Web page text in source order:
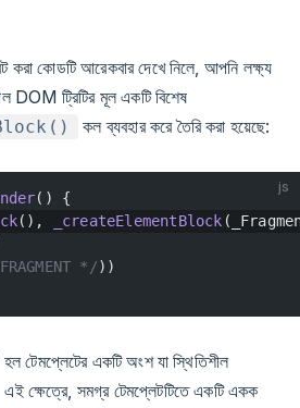
করা কোডটি আরেকবার দেখে নিলে, আপনি লক্ষ্য
DOM ট্রিটির মূল একটি বিশেষ
কল ব্যবহার করে তৈরি করা হয়েছে:
js
() {
(), _createElementBlock
*/))
টেমপ্লেটের একটি অংশ যা স্থিতিশীল
ক্ষেত্রে, সমগ্র টেমপ্লেটটিতে একটি একক